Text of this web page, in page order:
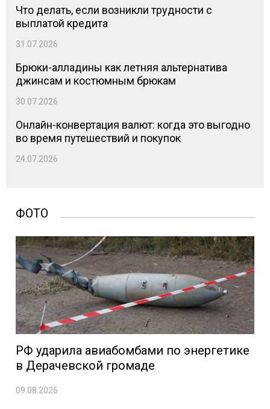
Что делать, если возникли трудности с
выплатой кредита
31.07.2026
Брюки-алладины как летняя альтернатива
джинсам и костюмным брюкам
30.07.2026
Онлайн-конвертация валют: когда это выгодно
во время путешествий и покупок
24.07.2026
ФОТО
РФ ударила авиабомбами по энергетике
в Дерачевской громаде
09.08.2026